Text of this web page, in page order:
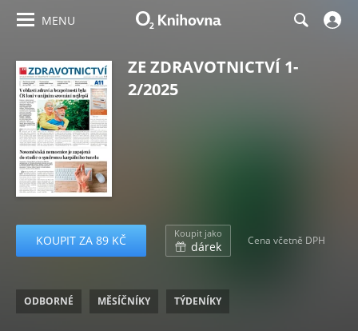
MENU
ZE ZDRAVOTNICTVÍ 1-
2/2025
KOUPIT ZA 89 KČ Koupit jako
dárek Cena včetně DPH
ODBORNÉ MĚSÍČNÍKY TÝDENÍKY